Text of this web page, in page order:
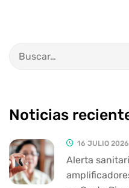
Noticias
16 JULIO 2026
Alerta